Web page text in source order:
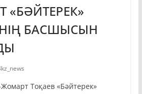
«БӘЙТЕРЕК»
БАСШЫСЫН
Тоқаев «Бәйтерек»